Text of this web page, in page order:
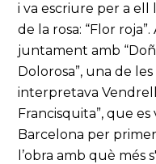
i va escriure per a
de la rosa: “Flor
juntament amb
Dolorosa”, una de
interpretava
Francisquita”, que
Barcelona per
l’obra amb què més